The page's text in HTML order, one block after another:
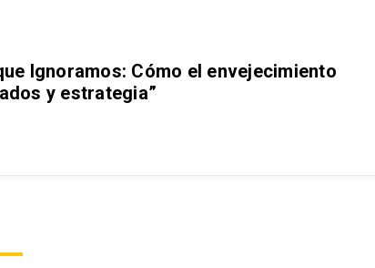
Ignoramos: Cómo el envejecimiento
y estrategia”